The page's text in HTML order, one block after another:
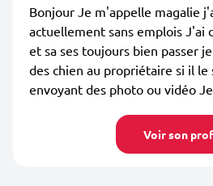
Bonjour Je m'appelle magalie
actuellement sans emplois J'ai
et sa ses toujours bien passer
des chien au propriétaire si il
envoyant des photo ou vidéo
Voir son